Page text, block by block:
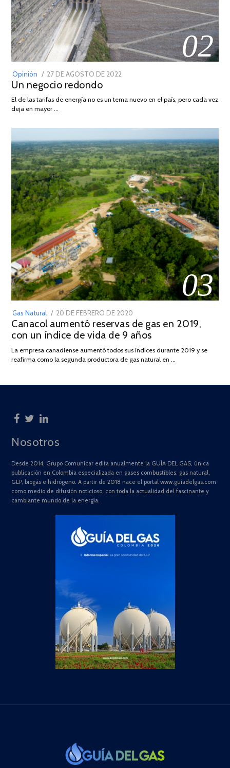
02
Opinión
POSTED
ON
27 DE AGOSTO DE 2022
Un negocio redondo
El de las tarifas de energía no es un tema nuevo en el país, pero cada vez
deja en mayor …
03
Gas Natural
POSTED
ON
20 DE FEBRERO DE 2020
DE
JULIO
2025
Canacol aumentó reservas de gas en 2019,
con un índice de vida de 9 años
La empresa canadiense aumentó todos sus índices durante 2019 y se
reafirma como la segunda productora de gas natural en …
Nosotros
Desde 2014, Grupo Comunicar edita anualmente la GUÍA DEL GAS, única
publicación en Colombia especializada en gases combustibles: gas natural,
GLP, biogás e hidrógeno. A partir de 2018 nace el portal www.guiadelgas.com
como medio de difusión noticioso, con toda la actualidad del fascinante y
cambiante mundo de la energía.